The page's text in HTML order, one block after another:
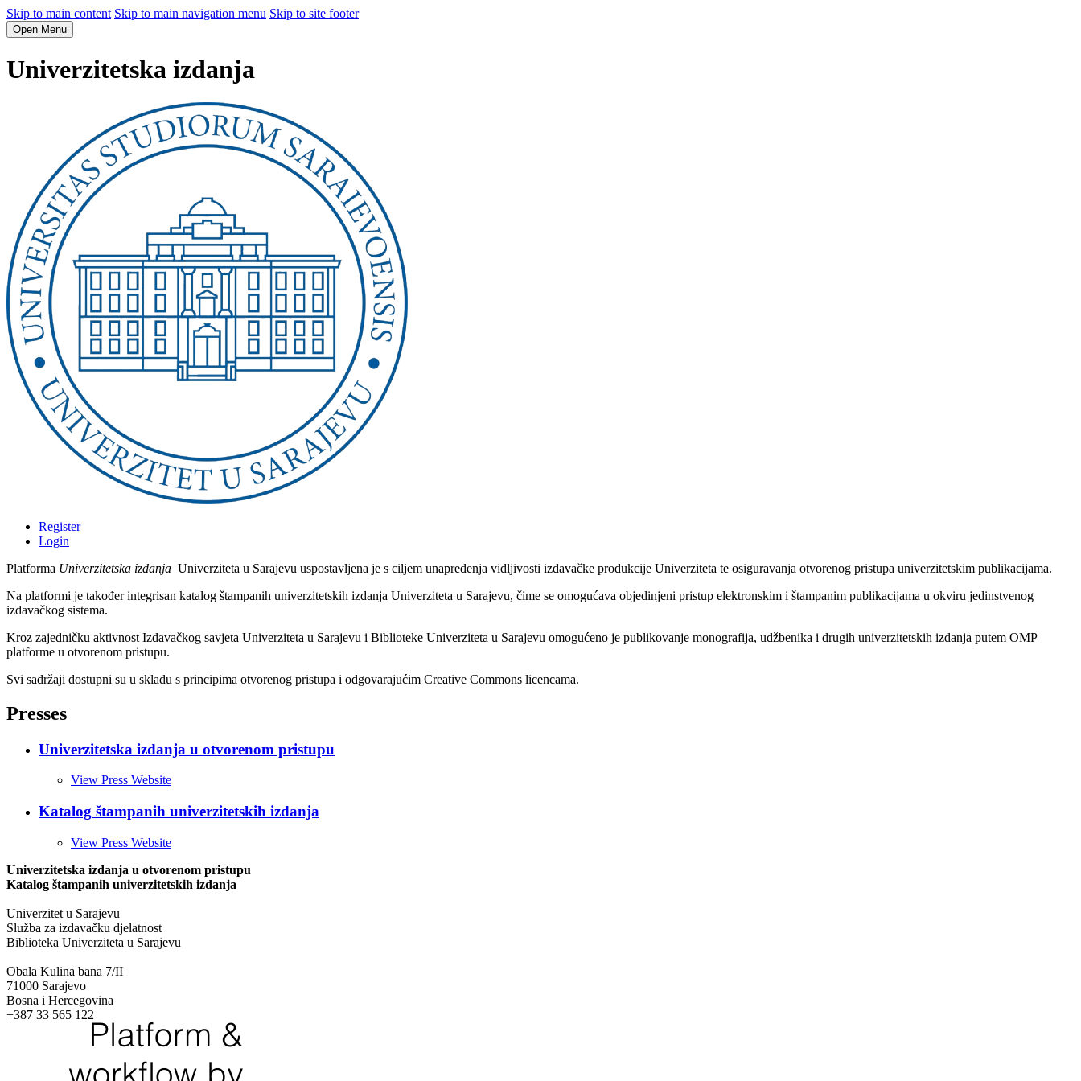
Skip to main content Skip to main navigation menu Skip to site footer
Open Menu
Univerzitetska izdanja
Register
Login
Platforma Univerzitetska izdanja Univerziteta u Sarajevu uspostavljena je s ciljem unapređenja vidljivosti izdavačke produkcije Univerziteta te osiguravanja otvorenog pristupa univerzitetskim publikacijama.
Na platformi je također integrisan katalog štampanih univerzitetskih izdanja Univerziteta u Sarajevu, čime se omogućava objedinjeni pristup elektronskim i štampanim publikacijama u okviru jedinstvenog
izdavačkog sistema.
Kroz zajedničku aktivnost Izdavačkog savjeta Univerziteta u Sarajevu i Biblioteke Univerziteta u Sarajevu omogućeno je publikovanje monografija, udžbenika i drugih univerzitetskih izdanja putem OMP
platforme u otvorenom pristupu.
Svi sadržaji dostupni su u skladu s principima otvorenog pristupa i odgovarajućim Creative Commons licencama.
Presses
Univerzitetska izdanja u otvorenom pristupu
View Press Website
Katalog štampanih univerzitetskih izdanja
View Press Website
Univerzitetska izdanja u otvorenom pristupu
Katalog štampanih univerzitetskih izdanja
Univerzitet u Sarajevu
Služba za izdavačku djelatnost
Biblioteka Univerziteta u Sarajevu
Obala Kulina bana 7/II
71000 Sarajevo
Bosna i Hercegovina
+387 33 565 122